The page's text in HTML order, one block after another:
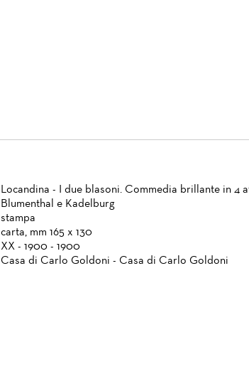
Locandina - I due blasoni. Commedia brillante in 4
Blumenthal e Kadelburg
stampa
carta, mm 165 x 130
XX - 1900 - 1900
Casa di Carlo Goldoni - Casa di Carlo Goldoni